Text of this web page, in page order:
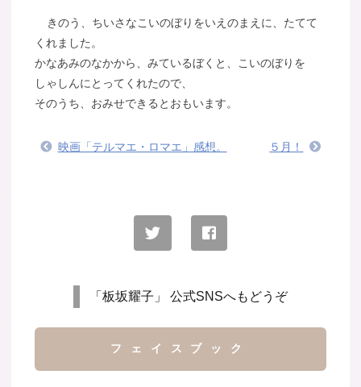
きのう、ちいさなこいのぼりをいえのまえに、たてて
くれました。
かなあみのなかから、みているぼくと、こいのぼりを
しゃしんにとってくれたので、
そのうち、おみせできるとおもいます。
映画「テルマエ・ロマエ」感想。 ５月！
「板坂耀子」 公式SNSへもどうぞ
フェイスブック